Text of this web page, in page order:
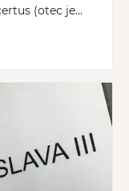
(otec je...